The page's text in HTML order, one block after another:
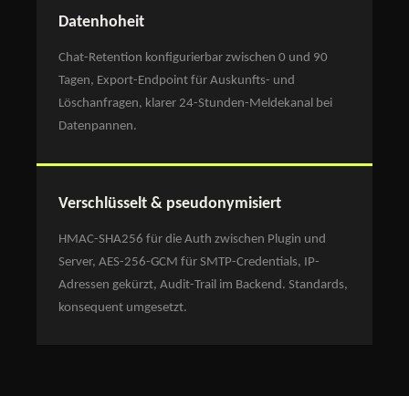
Datenhoheit
Chat-Retention konfigurierbar zwischen 0 und 90
Tagen, Export-Endpoint für Auskunfts- und
Löschanfragen, klarer 24-Stunden-Meldekanal bei
Datenpannen.
Verschlüsselt & pseudonymisiert
HMAC-SHA256 für die Auth zwischen Plugin und
Server, AES-256-GCM für SMTP-Credentials, IP-
Adressen gekürzt, Audit-Trail im Backend. Standards,
konsequent umgesetzt.